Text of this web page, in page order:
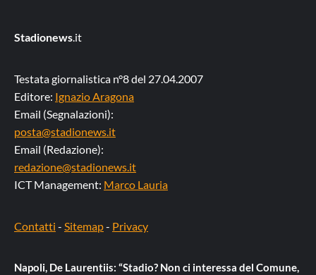
Stadionews.it
Testata giornalistica n°8 del 27.04.2007
Editore: Ignazio Aragona
Email (Segnalazioni):
posta@stadionews.it
Email (Redazione):
redazione@stadionews.it
ICT Management: Marco Lauria
Contatti - Sitemap- Privacy
Napoli, De Laurentiis: “Stadio? Non ci interessa del Comune,